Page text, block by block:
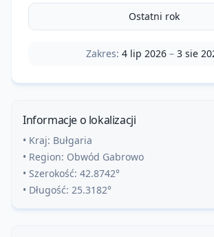
Ostatni rok
Zakres: 4 lip 2026– 3 sie
Informacje o lokalizacji
• Kraj: Bułgaria
• Region: Obwód Gabrowo
• Szerokość: 42.8742°
• Długość: 25.3182°